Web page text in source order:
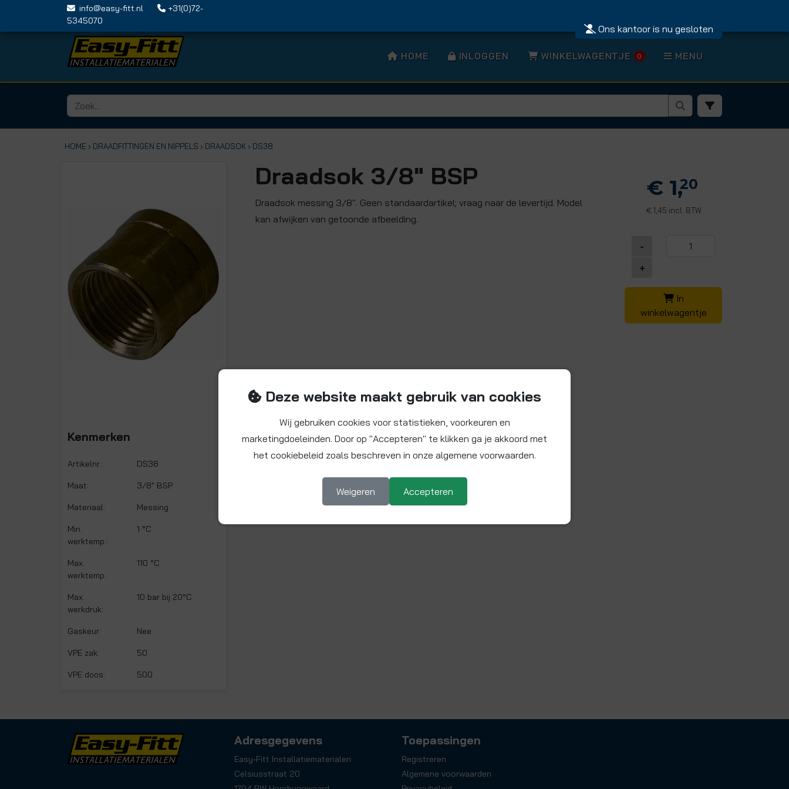
info@easy-fitt.nl
+31(0)72-
5345070
Ons kantoor is nu gesloten
HOME INLOGGEN WINKELWAGENTJE 0 MENU
HOME › DRAADFITTINGEN EN NIPPELS › DRAADSOK › DS38
Kenmerken
Artikelnr.: DS38
Maat: 3/8" BSP
Materiaal: Messing
Min.
werktemp.:
1 °C
Max.
werktemp.:
110 °C
Max.
werkdruk:
10 bar bij 20°C
Gaskeur: Nee
VPE zak: 50
VPE doos: 500
Draadsok 3/8" BSP
Draadsok messing 3/8". Geen standaardartikel; vraag naar de levertijd. Model
kan afwijken van getoonde afbeelding.
€ 1,20
€1,45 incl. BTW
-
+
In
winkelwagentje
Adresgegevens
Easy-Fitt Installatiematerialen
Celsiusstraat 20
Toepassingen
Registreren
Algemene voorwaarden
Deze website maakt gebruik van cookies
Wij gebruiken cookies voor statistieken, voorkeuren en
marketingdoeleinden. Door op "Accepteren" te klikken ga je akkoord met
het cookiebeleid zoals beschreven in onze algemene voorwaarden.
Weigeren Accepteren